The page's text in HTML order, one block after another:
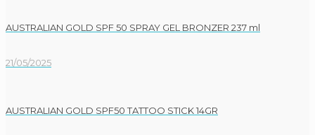
AUSTRALIAN GOLD SPF 50 SPRAY GEL BRONZER 237 ml
21/05/2025
AUSTRALIAN GOLD SPF50 TATTOO STICK 14GR